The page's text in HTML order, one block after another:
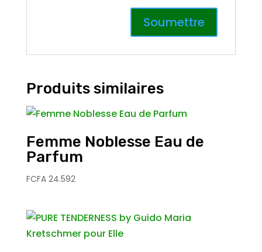
Produits similaires
Femme Noblesse Eau de
Parfum
FCFA24.592